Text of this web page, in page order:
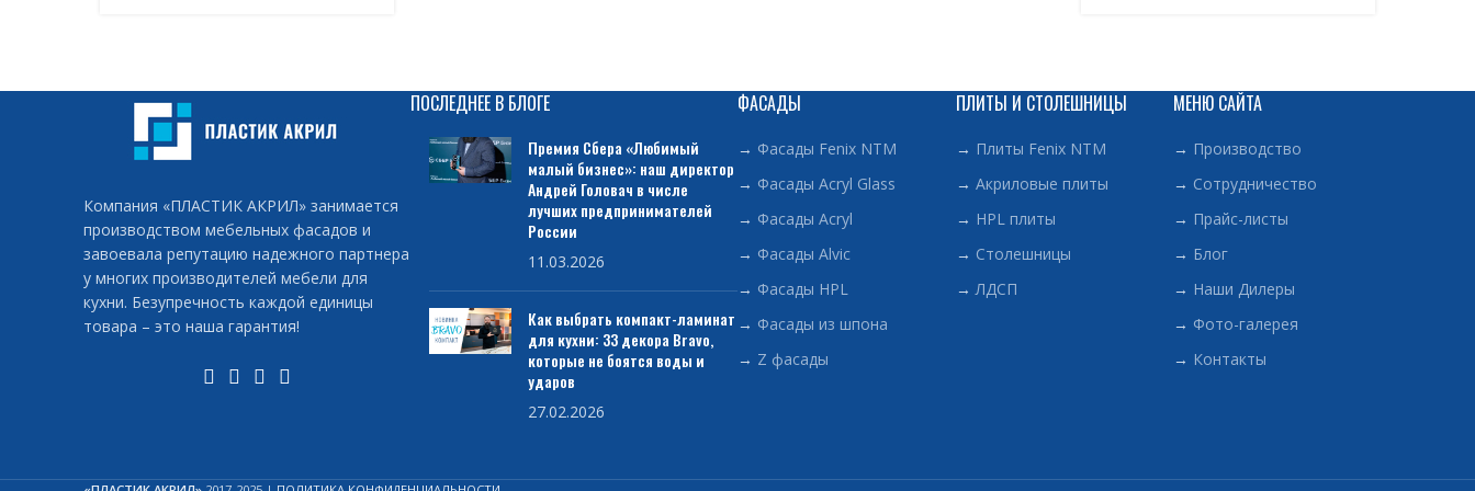
для шкафов и гардеробных в темных тонах.
со стеклянными фасадами.
Компания «ПЛАСТИК АКРИЛ» занимается
производством мебельных фасадов и
завоевала репутацию надежного партнера
у многих производителей мебели для
кухни. Безупречность каждой единицы
товара – это наша гарантия!
ПОСЛЕДНЕЕ В БЛОГЕ
Премия Сбера «Любимый
малый бизнес»: наш директор
Андрей Головач в числе
лучших предпринимателей
России
11.03.2026
Как выбрать компакт-ламинат
для кухни: 33 декора Bravo,
которые не боятся воды и
ударов
27.02.2026
ФАСАДЫ
→ Фасады Fenix NTM
→ Фасады Acryl Glass
→ Фасады Acryl
→ Фасады Alvic
→ Фасады HPL
→ Фасады из шпона
→ Z фасады
ПЛИТЫ И СТОЛЕШНИЦЫ
→ Плиты Fenix NTM
→ Акриловые плиты
→ HPL плиты
→ Столешницы
→ ЛДСП
МЕНЮ САЙТА
→ Производство
→ Сотрудничество
→ Прайс-листы
→ Блог
→ Наши Дилеры
→ Фото-галерея
→ Контакты